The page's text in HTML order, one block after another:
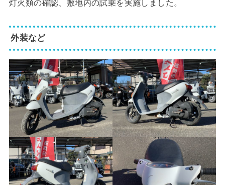
灯火類の確認、敷地内の試乗を実施しました。
外装など